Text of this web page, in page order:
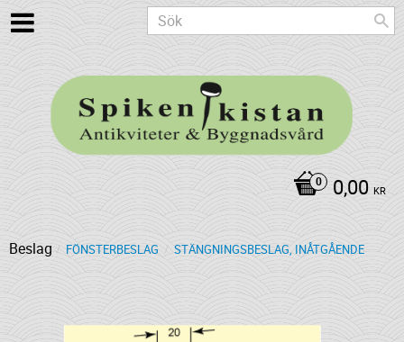
0,00 KR
Beslag FÖNSTERBESLAG STÄNGNINGSBESLAG, INÅTGÅENDE